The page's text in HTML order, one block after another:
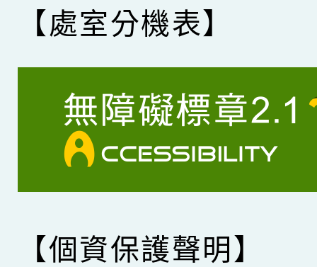
【處室分機表】
【個資保護聲明】